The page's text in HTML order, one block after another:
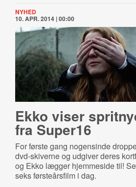
NYHED
10. APR. 2014 | 00:00
Ekko viser
fra Super16
For første gang nogensinde
dvd-skiverne og udgiver deres
og Ekko lægger hjemmeside til!
seks førsteårsfilm i dag.